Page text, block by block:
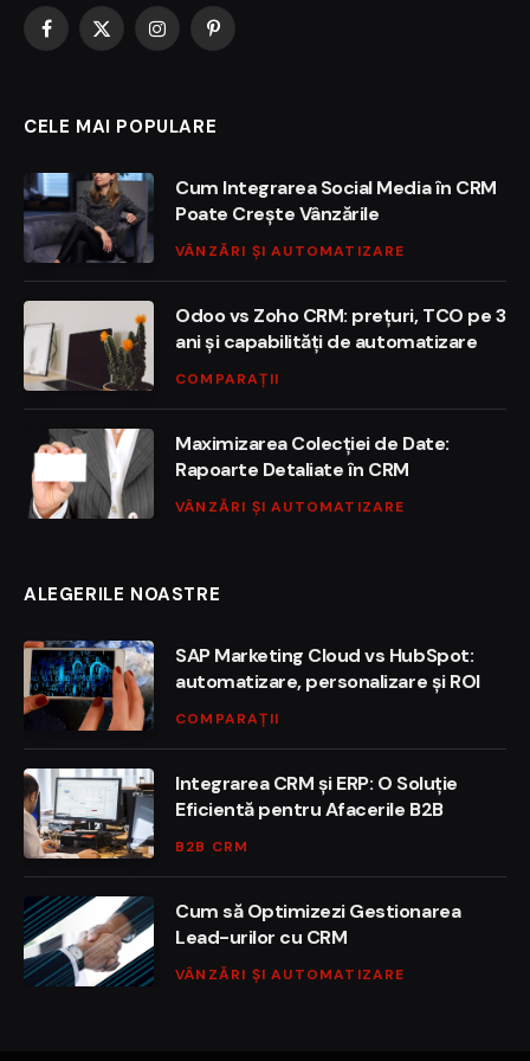
Facebook
X
InstagramPinterest
CELE MAI POPULARE
Cum Integrarea Social Media în CRM
Poate Crește Vânzările
VÂNZĂRI ȘI AUTOMATIZARE
Odoo vs Zoho CRM: prețuri, TCO pe 3
ani și capabilități de automatizare
COMPARAȚII
Maximizarea Colecției de Date:
Rapoarte Detaliate în CRM
VÂNZĂRI ȘI AUTOMATIZARE
ALEGERILE NOASTRE
SAP Marketing Cloud vs HubSpot:
automatizare, personalizare și ROI
COMPARAȚII
Integrarea CRM și ERP: O Soluție
Eficientă pentru Afacerile B2B
B2B CRM
Cum să Optimizezi Gestionarea
Lead-urilor cu CRM
VÂNZĂRI ȘI AUTOMATIZARE